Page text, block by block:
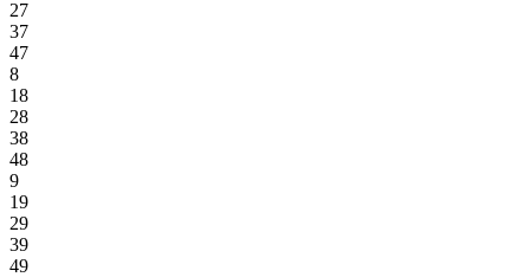
27
37
47
8
18
28
38
48
9
19
29
39
49